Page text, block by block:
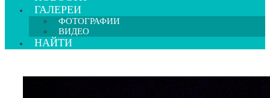
ГАЛЕРЕИ
ФОТОГРАФИИ
ВИДЕО
НАЙТИ